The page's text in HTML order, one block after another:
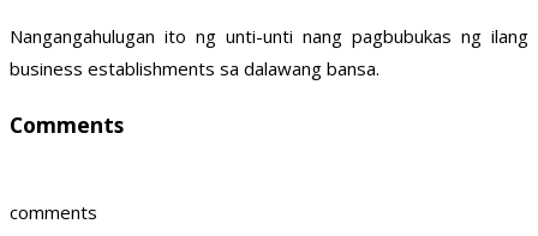
Nangangahulugan ito ng unti-unti nang pagbubukas ng ilang
business establishments sa dalawang bansa.
Comments
comments